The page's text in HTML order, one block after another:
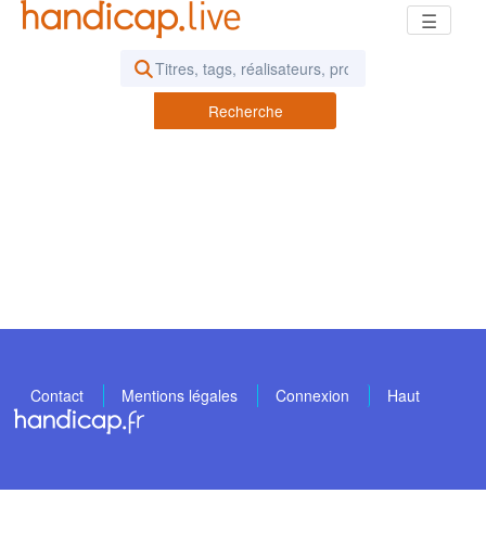
☰
Recherche
Contact Mentions légales Connexion Haut